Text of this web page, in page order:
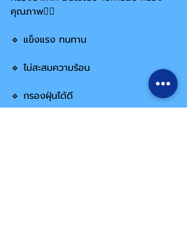
คุณภาพ👍🏻
🔹 แข็งแรง ทนทาน
🔹 ไม่สะสมความร้อน
🔹 กรองฝุ่นได้ดี